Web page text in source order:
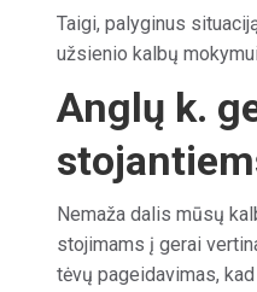
Taigi, palyginus
užsienio kalbų
Anglų k.
Nemaža dalis mūsų
stojimams į gerai
tėvų pageidavimas,